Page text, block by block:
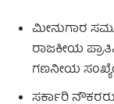
ಮೀನುಗಾರ
ರಾಜಕೀಯ
ಗಣನೀಯ
ಸರ್ಕಾರಿ